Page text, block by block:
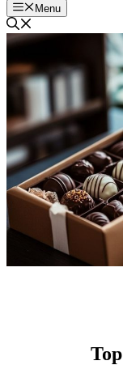
Menu